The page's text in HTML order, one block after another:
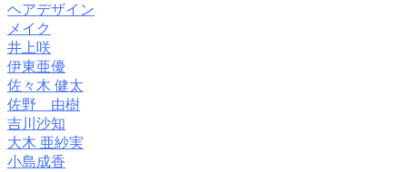
ヘアデザイン
メイク
井上咲
伊東亜優
佐々木 健太
佐野 由樹
吉川沙知
大木 亜紗実
小島成香